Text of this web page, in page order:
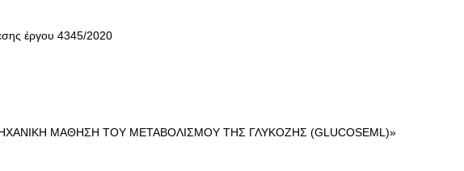
έργου 4345/2020
ΜΑΘΗΣΗ ΤΟΥ ΜΕΤΑΒΟΛΙΣΜΟΥ ΤΗΣ ΓΛΥΚΟΖΗΣ (GLUCOSEML)»